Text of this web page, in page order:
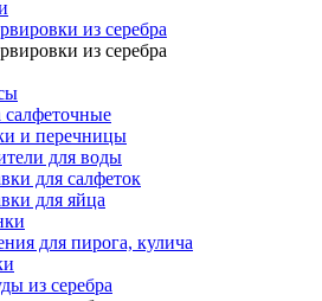
из серебра
из серебра
салфеточные
и перечницы
для воды
для салфеток
для яйца
для пирога, кулича
из серебра